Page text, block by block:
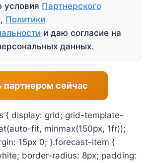
условия Партнерского
, Политики
и даю согласие на
данных.
партнером сейчас
{ display: grid; grid-template-
fit, minmax(150px, 1fr));
15px 0; }.forecast-item {
border-radius: 8px; padding: